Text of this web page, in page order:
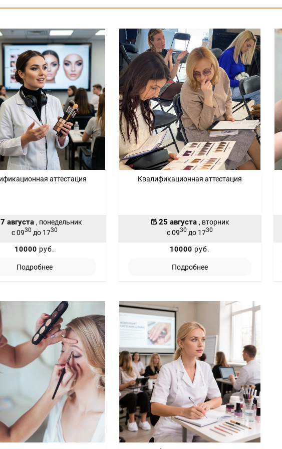
аттестация
августа , понедельник
с 0930 до 1730
10000 руб.
Подробнее
Квалификационная аттестация
25 августа , вторник
с 0930 до 1730
10000 руб.
Подробнее